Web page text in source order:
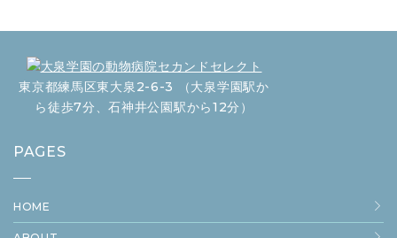
東京都練馬区東大泉2-6-3 （大泉学園駅か
ら徒歩7分、石神井公園駅から12分）
PAGES
HOME